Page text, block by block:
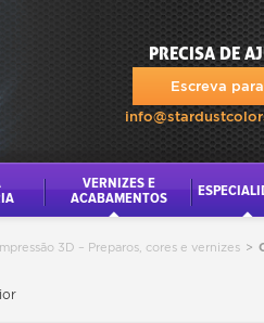
PRECISA DE
Escreva
VERNIZES E
ACABAMENTOS
3D – Preparos, cores e vernizes >